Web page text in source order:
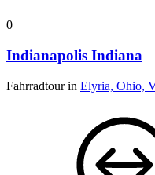
0
Indianapolis Indiana
Fahrradtour in Elyria, Ohio,